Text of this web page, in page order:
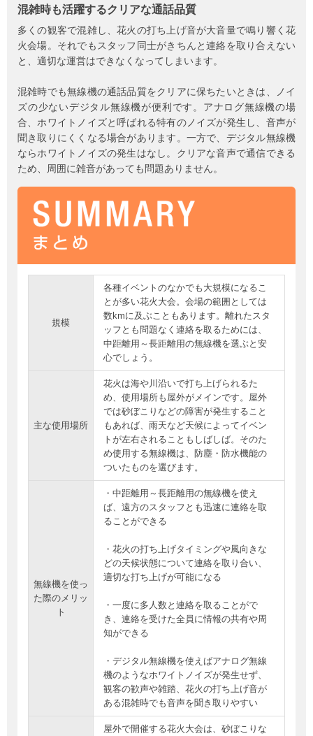
混雑時も活躍するクリアな通話品質
多くの観客で混雑し、花火の打ち上げ音が大音量で鳴り響く花
火会場。それでもスタッフ同士がきちんと連絡を取り合えない
と、適切な運営はできなくなってしまいます。
混雑時でも無線機の通話品質をクリアに保ちたいときは、ノイ
ズの少ないデジタル無線機が便利です。アナログ無線機の場
合、ホワイトノイズと呼ばれる特有のノイズが発生し、音声が
聞き取りにくくなる場合があります。一方で、デジタル無線機
ならホワイトノイズの発生はなし。クリアな音声で通信できる
ため、周囲に雑音があっても問題ありません。
規模
各種イベントのなかでも大規模になるこ
とが多い花火大会。会場の範囲としては
数kmに及ぶこともあります。離れたスタ
ッフとも問題なく連絡を取るためには、
中距離用～長距離用の無線機を選ぶと安
心でしょう。
主な使用場所
花火は海や川沿いで打ち上げられるた
め、使用場所も屋外がメインです。屋外
では砂ぼこりなどの障害が発生すること
もあれば、雨天など天候によってイベン
トが左右されることもしばしば。そのた
め使用する無線機は、防塵・防水機能の
ついたものを選びます。
無線機を使っ
た際のメリッ
ト
・中距離用～長距離用の無線機を使え
ば、遠方のスタッフとも迅速に連絡を取
ることができる
・花火の打ち上げタイミングや風向きな
どの天候状態について連絡を取り合い、
適切な打ち上げが可能になる
・一度に多人数と連絡を取ることがで
き、連絡を受けた全員に情報の共有や周
知ができる
・デジタル無線機を使えばアナログ無線
機のようなホワイトノイズが発生せず、
観客の歓声や雑踏、花火の打ち上げ音が
ある混雑時でも音声を聞き取りやすい
屋外で開催する花火大会は、砂ぼこりな